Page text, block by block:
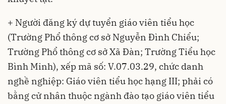
+ Người đăng ký dự tuyển giáo viên tiểu học
(Trường Phổ thông cơ sở Nguyễn Đình Chiểu;
Trường Phổ thông cơ sở Xã Đàn; Trường Tiểu học
Bình Minh), xếp mã số: V.07.03.29, chức danh
nghề nghiệp: Giáo viên tiểu học hạng III; phải có
bằng cử nhân thuộc ngành đào tạo giáo viên tiểu